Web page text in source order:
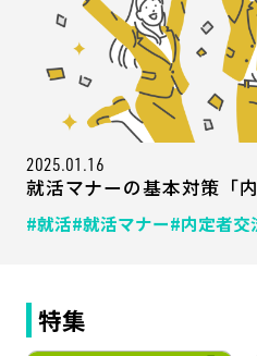
2025.01.16
就活マナーの基本対策「
#就活#就活マナー#内定者交
特集